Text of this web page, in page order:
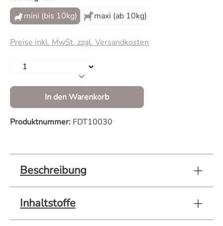
mini (bis 10kg)
maxi (ab 10kg)
Preise inkl. MwSt. zzgl. Versandkosten
Produkt Anzahl: Gib den gewünschten
In den Warenkorb
Produktnummer: FDT10030
Beschreibung
Inhaltstoffe